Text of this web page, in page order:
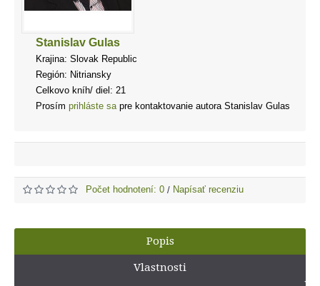
Stanislav Gulas
Krajina: Slovak Republic
Región: Nitriansky
Celkovo kníh/ diel: 21
Prosím prihláste sapre kontaktovanie autora Stanislav Gulas
Počet hodnotení: 0 / Napísať recenziu
Popis
Vlastnosti